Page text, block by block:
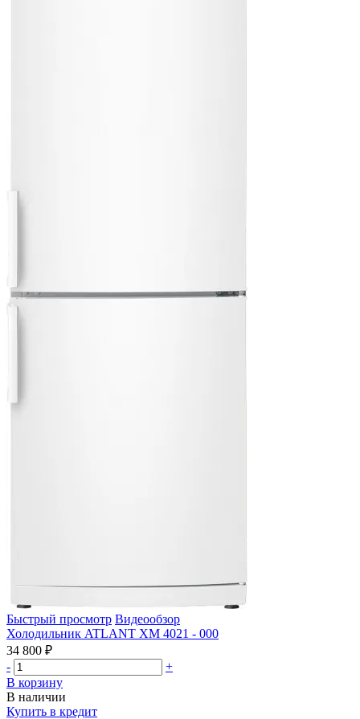
Быстрый просмотр Видеообзор
Холодильник ATLANT ХМ 4021 - 000
34 800 ₽
-
+
В корзину
В наличии
Купить в кредит